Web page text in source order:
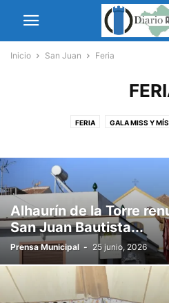
Inicio San Juan Feria
FERIA GALA MISS Y
Alhaurín de la Torre
San Juan Bautista...
Prensa Municipal - 25 junio, 2026